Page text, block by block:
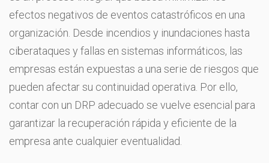
efectos negativos de eventos catastróficos en una
organización. Desde incendios y inundaciones hasta
ciberataques y fallas en sistemas informáticos, las
empresas están expuestas a una serie de riesgos que
pueden afectar su continuidad operativa. Por ello,
contar con un DRP adecuado se vuelve esencial para
garantizar la recuperación rápida y eficiente de la
empresa ante cualquier eventualidad.